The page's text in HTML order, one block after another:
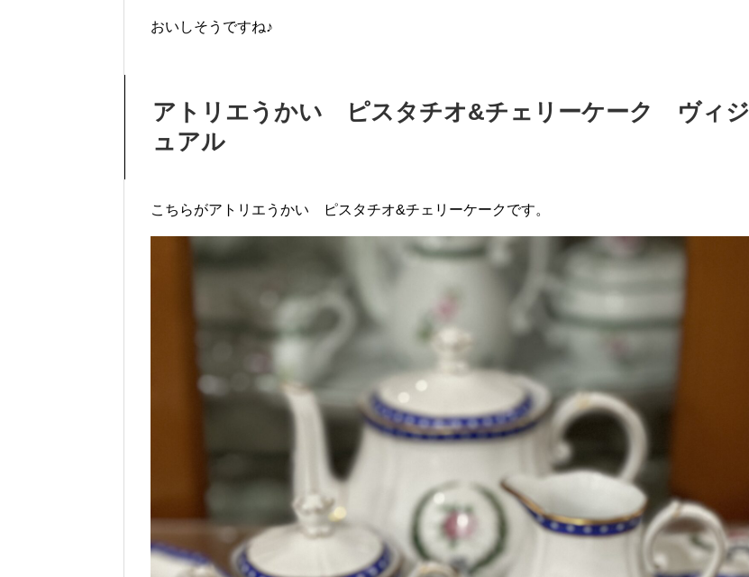
おいしそうですね♪
アトリエうかい ピスタチオ&チェリーケーク ヴィジ
ュアル
こちらがアトリエうかい ピスタチオ&チェリーケークです。